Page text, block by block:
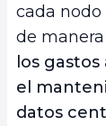
cada nodo
de
los
el
datos